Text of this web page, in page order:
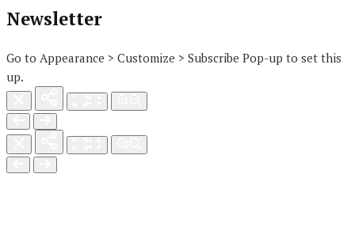
Newsletter
Go to Appearance > Customize > Subscribe Pop-up to set this
up.